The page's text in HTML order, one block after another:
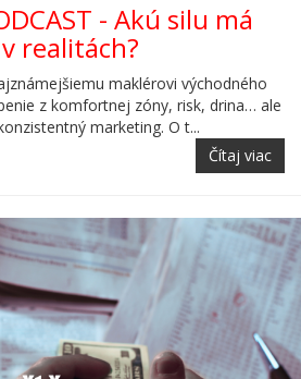
- Akú silu má
realitách?
maklérovi východného
z komfortnej zóny, risk, drina… ale
marketing. O t...
Čítaj viac